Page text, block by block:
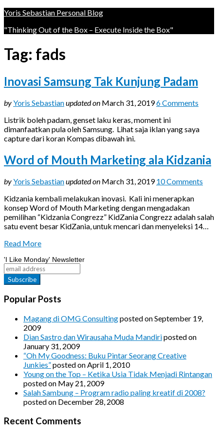
Yoris Sebastian Personal Blog
"Thinking Out of the Box – Execute Inside the Box"
Tag: fads
Inovasi Samsung Tak Kunjung Padam
byYoris Sebastianupdated on March 31, 20196 Comments
Listrik boleh padam, genset laku keras, moment ini
dimanfaatkan pula oleh Samsung. Lihat saja iklan yang saya
capture dari koran Kompas dibawah ini.
Word of Mouth Marketing ala Kidzania
byYoris Sebastianupdated on March 31, 2019 10 Comments
Kidzania kembali melakukan inovasi. Kali ini menerapkan
konsep Word of Mouth Marketing dengan mengadakan
pemilihan “Kidzania Congrezz” KidZania Congrezz adalah salah
satu event besar KidZania, untuk mencari dan menyeleksi 14…
Read More
'I Like Monday' Newsletter
Popular Posts
Magang di OMG Consultingposted on September 19,
2009
Dian Sastro dan Wirausaha Muda Mandiriposted on
January 31, 2009
“Oh My Goodness: Buku Pintar Seorang Creative
Junkies”posted on April 1, 2010
Young on the Top – Ketika Usia Tidak Menjadi Rintangan
posted on May 21, 2009
Salah Sambung – Program radio paling kreatif di 2008?
posted on December 28, 2008
Recent Comments